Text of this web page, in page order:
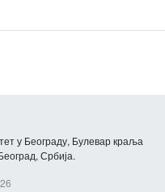
у Београду, Булевар краља
Србија.